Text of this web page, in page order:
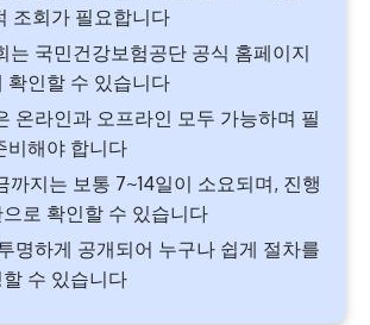
조회가 필요합니다
는 국민건강보험공단 공식 홈페이지
확인할 수 있습니다
온라인과 오프라인 모두 가능하며 필
비해야 합니다
까지는 보통 7~14일이 소요되며, 진행
로 확인할 수 있습니다
명하게 공개되어 누구나 쉽게 절차를
수 있습니다